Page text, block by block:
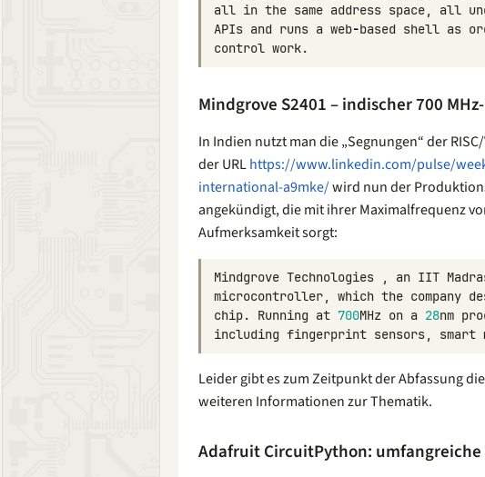
all in the same address space, all
APIs and runs a web-based shell as
control work.
Mindgrove S2401 – indischer 700
In Indien nutzt man die „Segnungen“ der
der URLhttps://www.linkedin.com/pulse/
international-a9mke/wird nun der
angekündigt, die mit ihrer Maximalfrequenz
Aufmerksamkeit sorgt:
Mindgrove Technologies , an IIT
microcontroller, which the company
chip. Running at 700MHz on a 28nm
including fingerprint sensors, smart
Leider gibt es zum Zeitpunkt der Abfassung
weiteren Informationen zur Thematik.
Adafruit CircuitPython: